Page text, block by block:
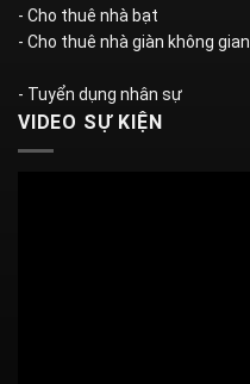
- Cho thuê nhà bạt
- Cho thuê nhà giàn không gian
- Tuyển dụng nhân sự
VIDEO SỰ KIỆN